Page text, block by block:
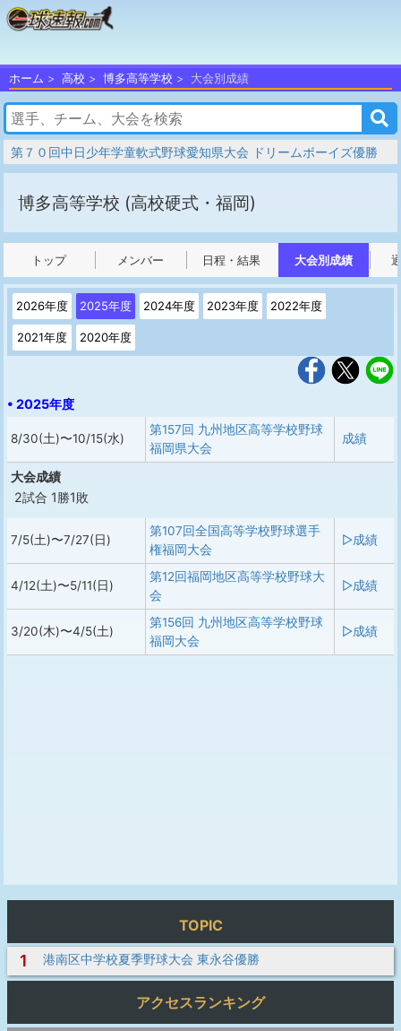
ホーム 高校 博多高等学校 大会別成績
第７０回中日少年学童軟式野球愛知県大会 ドリームボーイズ優勝
博多高等学校 (高校硬式・福岡)
トップ メンバー 日程・結果 大会別成績
2026年度 2025年度 2024年度 2023年度 2022年度
2021年度 2020年度
• 2025年度
8/30(土)〜10/15(水)
第157回 九州地区高等学校野球
福岡県大会
成績
大会成績
2試合 1勝1敗
7/5(土)〜7/27(日)
第107回全国高等学校野球選手
権福岡大会
▷成績
4/12(土)〜5/11(日)
第12回福岡地区高等学校野球大
会
▷成績
3/20(木)〜4/5(土)
第156回 九州地区高等学校野球
福岡大会
▷成績
TOPIC
1 港南区中学校夏季野球大会 東永谷優勝
アクセスランキング